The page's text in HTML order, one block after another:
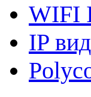
WIFI
IP